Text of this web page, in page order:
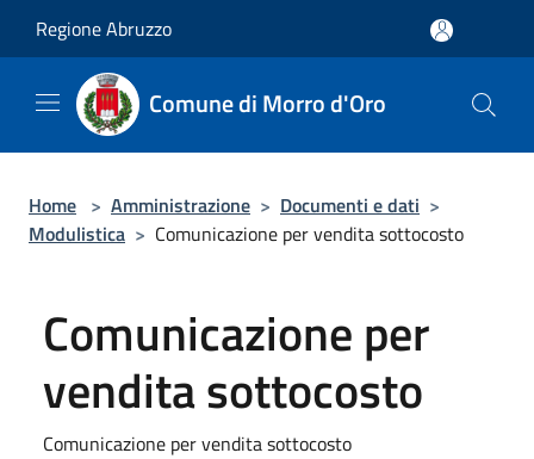
Regione Abruzzo
Comune di Morro d'Oro
Home > Amministrazione > Documenti e dati >
Modulistica > Comunicazione per vendita sottocosto
Comunicazione per
vendita sottocosto
Comunicazione per vendita sottocosto